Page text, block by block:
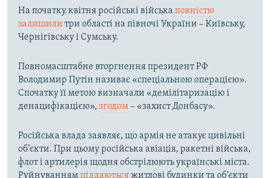
На початку квітня російські війська повністю
залишили три області на півночі України – Київську,
Чернігівську і Сумську.
Повномасштабне вторгнення президент РФ
Володимир Путін називає «спеціальною операцією».
Спочатку її метою визначали «демілітаризацію і
денацифікацією», згодом– «захист Донбасу».
Російська влада заявляє, що армія не атакує цивільні
об’єкти. При цьому російська авіація, ракетні війська,
флот і артилерія щодня обстрілюють українські міста.
Руйнуваннямпіддаютьсяжитлові будинки та об’єкти